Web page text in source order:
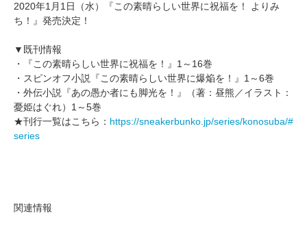
2020年1月1日（水）『この素晴らしい世界に祝福を！ よりみ
ち！』発売決定！
▼既刊情報
・『この素晴らしい世界に祝福を！』1～16巻
・スピンオフ小説『この素晴らしい世界に爆焔を！』1～6巻
・外伝小説『あの愚か者にも脚光を！』（著：昼熊／イラスト：
憂姫はぐれ）1～5巻
★刊行一覧はこちら： https://sneakerbunko.jp/series/konosuba/#
series
関連情報